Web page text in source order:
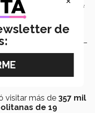
al Regeneron Genetics
de 30 mil. / Foto:
de tu casa
visitar más de 357 mil
de 19
de